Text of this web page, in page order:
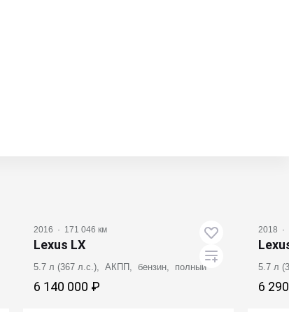
2016 · 171 046 км
Lexus LX
5.7 л (367 л.с.), АКПП, бензин, полный
6 140 000 ₽
2018 ·
5.7 л
6